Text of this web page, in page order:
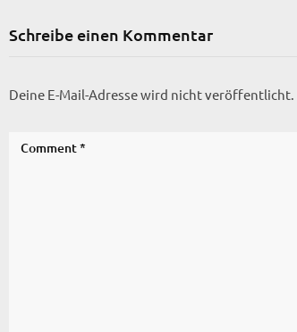
Schreibe einen Kommentar
Deine E-Mail-Adresse wird nicht veröffentlicht.